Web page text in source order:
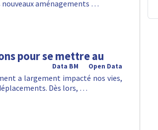
nouveaux aménagements …
pour se mettre au
Open Data
Data BM
a largement impacté nos vies,
Dès lors, …